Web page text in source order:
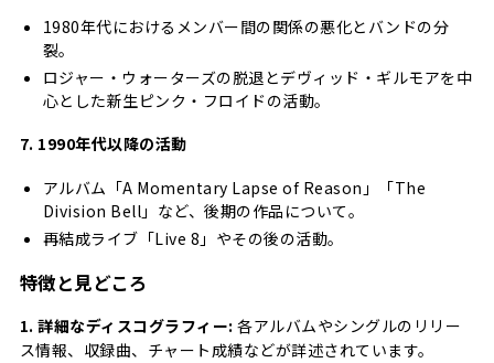
1980年代におけるメンバー間の関係の悪化とバンドの分
裂。
ロジャー・ウォーターズの脱退とデヴィッド・ギルモアを中
心とした新生ピンク・フロイドの活動。
7. 1990年代以降の活動
アルバム「A Momentary Lapse of Reason」「The
Division Bell」など、後期の作品について。
再結成ライブ「Live 8」やその後の活動。
特徴と見どころ
1. 詳細なディスコグラフィー: 各アルバムやシングルのリリー
ス情報、収録曲、チャート成績などが詳述されています。